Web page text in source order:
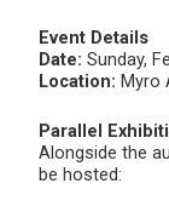
Event Details
Date: Sunday,
Location: Myro
Parallel
Alongside the
be hosted: